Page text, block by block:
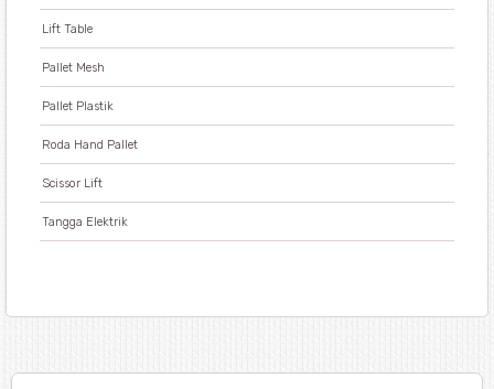
Lift Table
Pallet Mesh
Pallet Plastik
Roda Hand Pallet
Scissor Lift
Tangga Elektrik